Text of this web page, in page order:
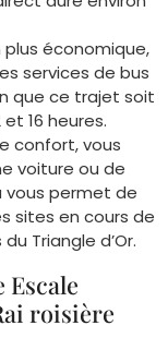
économique,
services de bus
que ce trajet soit
16 heures.
confort, vous
voiture ou de
vous permet de
sites en cours de
Triangle d’Or.
Escale
roisière